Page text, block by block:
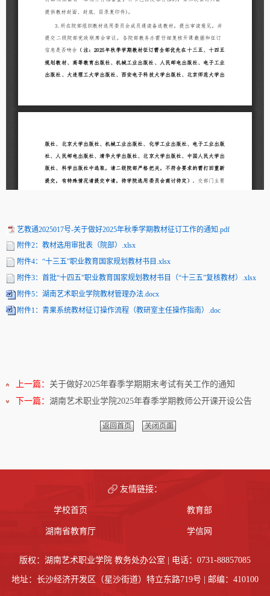
艺教通2025017号-关于做好2025年秋季学期教材征订工作的通知.pdf
附件2：教材选用审批表（院部）.xlsx
附件4：“十三五”职业教育国家规划教材书目.xlsx
附件3：首批“十四五”职业教育国家规划教材书目（“十三五”复核教材）.xlsx
附件5：湖南艺术职业学院教材管理办法.docx
附件1：青果系统教材征订操作流程（教研室主任操作指南）.doc
上一篇： 关于做好2025年春季学期期末考试有关工作的通知
下一篇： 湖南艺术职业学院2025年春季学期教师公开课开设公告
返回首页 关闭页面
友情链接：
学校首页 教育部
湖南省教育厅 学信网
版权：湖南艺术职业学院 教务处办公室 | 电话：0731-88857085
地址：长沙经济开发区（星沙街道）特立东路719号 | 邮编：410100